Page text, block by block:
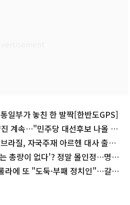
일부가 놓친 한 발짝[한반도GPS]
계속…"민주당 대선후보 나올 수
라질, 자국주재 아르헨 대사 출국
총량이 없다'? 정말 몰인정…명청
라에 또 "도둑·부패 정치인"…갈등